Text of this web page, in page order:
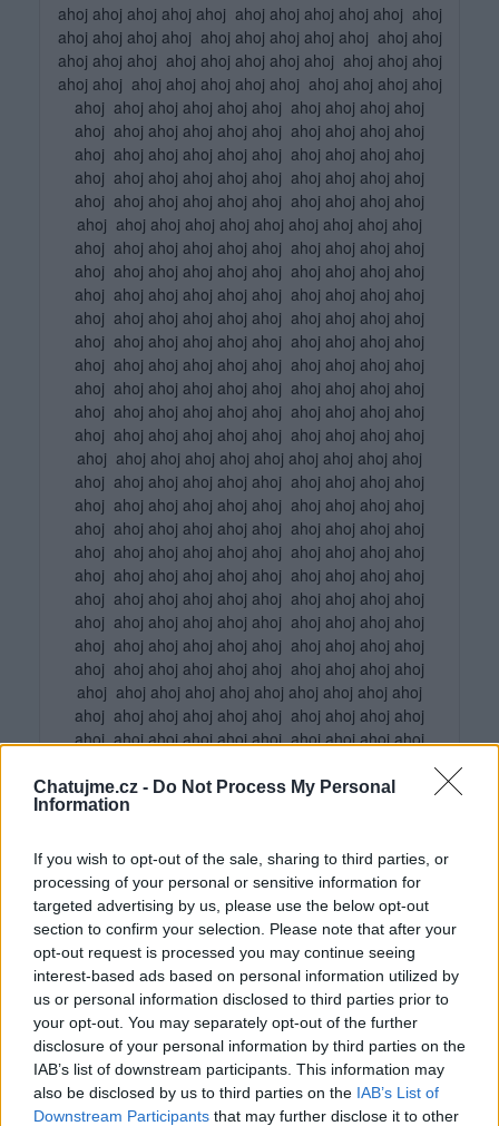
Chatujme.cz - Do Not Process My Personal
Information
If you wish to opt-out of the sale, sharing to third parties, or
processing of your personal or sensitive information for
targeted advertising by us, please use the below opt-out
section to confirm your selection. Please note that after your
opt-out request is processed you may continue seeing
interest-based ads based on personal information utilized by
us or personal information disclosed to third parties prior to
your opt-out. You may separately opt-out of the further
disclosure of your personal information by third parties on the
IAB’s list of downstream participants. This information may
also be disclosed by us to third parties on the IAB’s List of
Downstream Participants that may further disclose it to other
ahoj ahoj ahoj ahoj ahoj ahoj ahoj ahoj ahoj ahoj ahoj
ahoj ahoj ahoj ahoj ahoj ahoj ahoj ahoj ahoj ahoj ahoj
ahoj ahoj ahoj ahoj ahoj ahoj ahoj ahoj ahoj ahoj ahoj
ahoj ahoj ahoj ahoj ahoj ahoj ahoj ahoj ahoj ahoj ahoj
ahoj ahoj ahoj ahoj ahoj ahoj ahoj ahoj ahoj ahoj
ahoj ahoj ahoj ahoj ahoj ahoj ahoj ahoj ahoj ahoj
ahoj ahoj ahoj ahoj ahoj ahoj ahoj ahoj ahoj ahoj
ahoj ahoj ahoj ahoj ahoj ahoj ahoj ahoj ahoj ahoj
ahoj ahoj ahoj ahoj ahoj ahoj ahoj ahoj ahoj ahoj
ahoj ahoj ahoj ahoj ahoj ahoj ahoj ahoj ahoj ahoj
ahoj ahoj ahoj ahoj ahoj ahoj ahoj ahoj ahoj ahoj
ahoj ahoj ahoj ahoj ahoj ahoj ahoj ahoj ahoj ahoj
ahoj ahoj ahoj ahoj ahoj ahoj ahoj ahoj ahoj ahoj
ahoj ahoj ahoj ahoj ahoj ahoj ahoj ahoj ahoj ahoj
ahoj ahoj ahoj ahoj ahoj ahoj ahoj ahoj ahoj ahoj
ahoj ahoj ahoj ahoj ahoj ahoj ahoj ahoj ahoj ahoj
ahoj ahoj ahoj ahoj ahoj ahoj ahoj ahoj ahoj ahoj
ahoj ahoj ahoj ahoj ahoj ahoj ahoj ahoj ahoj ahoj
ahoj ahoj ahoj ahoj ahoj ahoj ahoj ahoj ahoj ahoj
ahoj ahoj ahoj ahoj ahoj ahoj ahoj ahoj ahoj ahoj
ahoj ahoj ahoj ahoj ahoj ahoj ahoj ahoj ahoj ahoj
ahoj ahoj ahoj ahoj ahoj ahoj ahoj ahoj ahoj ahoj
ahoj ahoj ahoj ahoj ahoj ahoj ahoj ahoj ahoj ahoj
ahoj ahoj ahoj ahoj ahoj ahoj ahoj ahoj ahoj ahoj
ahoj ahoj ahoj ahoj ahoj ahoj ahoj ahoj ahoj ahoj
ahoj ahoj ahoj ahoj ahoj ahoj ahoj ahoj ahoj ahoj
ahoj ahoj ahoj ahoj ahoj ahoj ahoj ahoj ahoj ahoj
ahoj ahoj ahoj ahoj ahoj ahoj ahoj ahoj ahoj ahoj
ahoj ahoj ahoj ahoj ahoj ahoj ahoj ahoj ahoj ahoj
ahoj ahoj ahoj ahoj ahoj ahoj ahoj ahoj ahoj ahoj
ahoj ahoj ahoj ahoj ahoj ahoj ahoj ahoj ahoj ahoj
ahoj ahoj ahoj ahoj ahoj ahoj ahoj ahoj ahoj ahoj
ahoj ahoj ahoj ahoj ahoj ahoj ahoj ahoj ahoj ahoj
ahoj ahoj ahoj ahoj ahoj ahoj ahoj ahoj ahoj ahoj
ahoj ahoj ahoj ahoj ahoj ahoj ahoj ahoj ahoj ahoj
ahoj ahoj ahoj ahoj ahoj ahoj ahoj ahoj ahoj ahoj
ahoj ahoj ahoj ahoj ahoj ahoj ahoj ahoj ahoj ahoj
ahoj ahoj ahoj ahoj ahoj ahoj ahoj ahoj ahoj ahoj
ahoj ahoj ahoj ahoj ahoj ahoj ahoj ahoj ahoj ahoj
ahoj ahoj ahoj ahoj ahoj ahoj ahoj ahoj ahoj ahoj
ahoj ahoj ahoj ahoj ahoj ahoj ahoj ahoj ahoj ahoj
ahoj ahoj ahoj ahoj ahoj ahoj ahoj ahoj ahoj ahoj
ahoj ahoj ahoj ahoj ahoj ahoj ahoj ahoj ahoj ahoj
ahoj ahoj ahoj ahoj ahoj ahoj ahoj ahoj ahoj ahoj
ahoj ahoj ahoj ahoj ahoj ahoj ahoj ahoj ahoj ahoj
ahoj ahoj ahoj ahoj ahoj ahoj ahoj ahoj ahoj ahoj